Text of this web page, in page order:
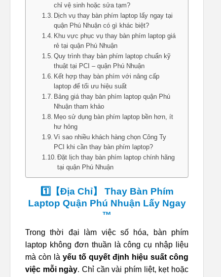
chỉ vệ sinh hoặc sửa tạm?
Dịch vụ thay bàn phím laptop lấy ngay tại
quận Phú Nhuận có gì khác biệt?
Khu vực phục vụ thay bàn phím laptop giá
rẻ tại quận Phú Nhuận
Quy trình thay bàn phím laptop chuẩn kỹ
thuật tại PCI – quận Phú Nhuận
Kết hợp thay bàn phím với nâng cấp
laptop để tối ưu hiệu suất
Bảng giá thay bàn phím laptop quận Phú
Nhuận tham khảo
Mẹo sử dụng bàn phím laptop bền hơn, ít
hư hỏng
Vì sao nhiều khách hàng chọn Công Ty
PCI khi cần thay bàn phím laptop?
Đặt lịch thay bàn phím laptop chính hãng
tại quận Phú Nhuận
1️⃣【Địa Chỉ】 Thay Bàn Phím
Laptop Quận Phú Nhuận Lấy Ngay
™
Trong thời đại làm việc số hóa, bàn phím
laptop không đơn thuần là công cụ nhập liệu
mà còn là yếu tố quyết định hiệu suất công
việc mỗi ngày. Chỉ cần vài phím liệt, kẹt hoặc